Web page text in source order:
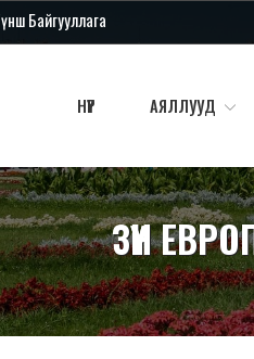
Байгууллага
НҮҮР АЯЛЛУУД
ЗҮҮН